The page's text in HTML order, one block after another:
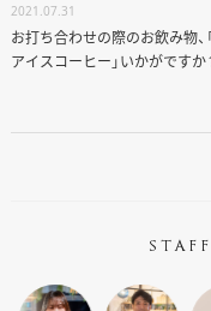
2021.07.31
お打ち合わせの際のお飲み物、
アイスコーヒー」いかがですか
STAFF